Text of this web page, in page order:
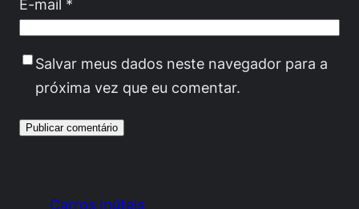
E-mail *
Salvar meus dados neste navegador para a
próxima vez que eu comentar.
Carros Inúteis